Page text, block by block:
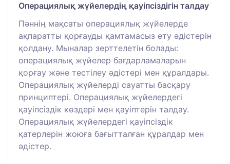
Операциялық жүйелердің қауіпсіздігін талдау
Пәннің мақсаты операциялық жүйелерде
ақпаратты қорғауды қамтамасыз ету әдістерін
қолдану. Мыналар зерттелетін болады:
операциялық жүйелер бағдарламаларын
қорғау және тестілеу әдістері мен құралдары.
Операциялық жүйелерді сауатты басқару
принциптері. Операциялық жүйелердегі
қауіпсіздік көздері мен қауіптерін талдау.
Операциялық жүйелердегі қауіпсіздік
қатерлерін жоюға бағытталған құралдар мен
әдістер.